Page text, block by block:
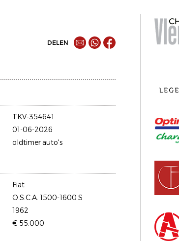
DELEN
TKV-354641
01-06-2026
oldtimer auto's
Fiat
O.S.C.A. 1500-1600 S
1962
€ 55.000